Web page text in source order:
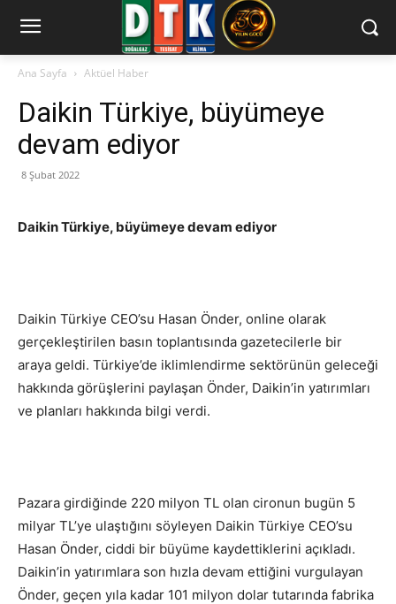
Ana Sayfa Aktüel Haber
Daikin Türkiye, büyümeye
devam ediyor
8 Şubat 2022
Daikin Türkiye, büyümeye devam ediyor
Daikin Türkiye CEO’su Hasan Önder, online olarak
gerçekleştirilen basın toplantısında gazetecilerle bir
araya geldi. Türkiye’de iklimlendirme sektörünün geleceği
hakkında görüşlerini paylaşan Önder, Daikin’in yatırımları
ve planları hakkında bilgi verdi.
Pazara girdiğinde 220 milyon TL olan cironun bugün 5
milyar TL’ye ulaştığını söyleyen Daikin Türkiye CEO’su
Hasan Önder, ciddi bir büyüme kaydettiklerini açıkladı.
Daikin’in yatırımlara son hızla devam ettiğini vurgulayan
Önder, geçen yıla kadar 101 milyon dolar tutarında fabrika